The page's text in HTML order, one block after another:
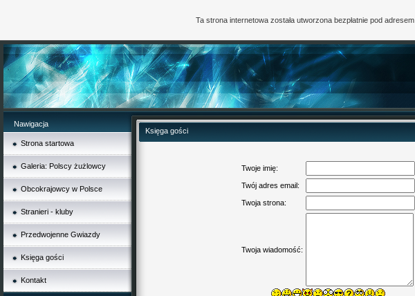
Nawigacja
Strona startowa
Galeria: Polscy żużlowcy
Obcokrajowcy w Polsce
Stranieri - kluby
Przedwojenne Gwiazdy
Księga gości
Kontakt
Księga gości
Twoje imię:
Twój adres email:
Twoja strona:
Twoja wiadomość:
Ta strona internetowa została utworzona bezpłatnie pod adresem